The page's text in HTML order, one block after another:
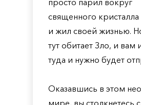
просто парил вокруг
священного кристалла
и жил своей жизнью.
тут обитает Зло, и вам
туда и нужно будет
Оказавшись в этом
мире, вы столкнетесь с